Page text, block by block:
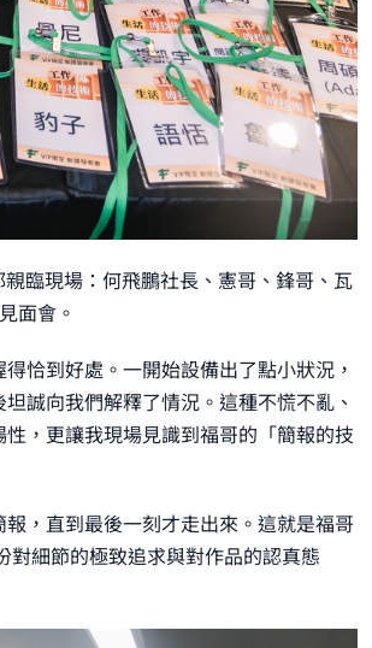
臨現場：何飛鵬社長、憲哥、鋒哥、瓦
面會。
恰到好處。一開始設備出了點小狀況，
誠向我們解釋了情況。這種不慌不亂、
，更讓我現場見識到福哥的「簡報的技
，直到最後一刻才走出來。這就是福哥
對細節的極致追求與對作品的認真態